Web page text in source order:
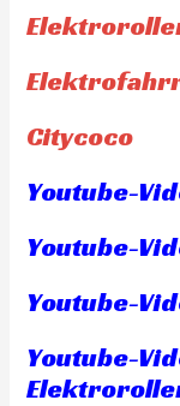
Citycoco
Youtube-
Youtube-
Youtube-
Youtube-